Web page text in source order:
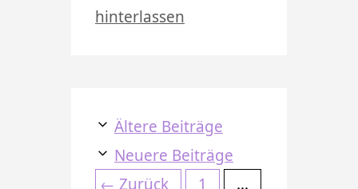
hinterlassen
Ältere Beiträge
Neuere Beiträge
← Zurück Seite
1
…